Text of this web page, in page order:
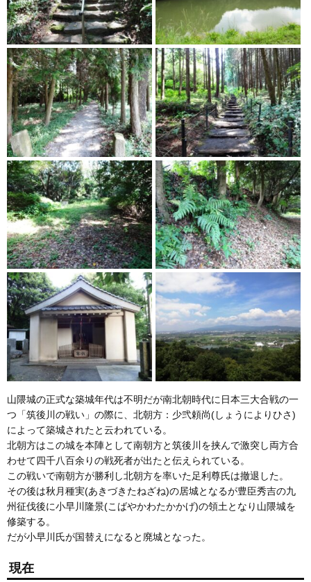
山隈城の正式な築城年代は不明だが南北朝時代に日本三大合戦の一
つ「筑後川の戦い」の際に、北朝方：少弐頼尚(しょうによりひさ)
によって築城されたと云われている。
北朝方はこの城を本陣として南朝方と筑後川を挟んで激突し両方合
わせて四千八百余りの戦死者が出たと伝えられている。
この戦いで南朝方が勝利し北朝方を率いた足利尊氏は撤退した。
その後は秋月種実(あきづきたねざね)の居城となるが豊臣秀吉の九
州征伐後に小早川隆景(こばやかわたかかげ)の領土となり山隈城を
修築する。
だが小早川氏が国替えになると廃城となった。
現在